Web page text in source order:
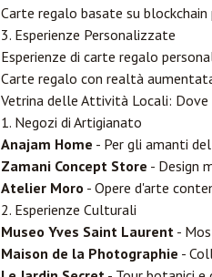
Carte regalo basate su
3. Esperienze Personalizzate
Esperienze di carte regalo
Carte regalo con realtà
Vetrina delle Attività Locali: Dove
1. Negozi di Artigianato
Anajam Home - Per gli amanti
Zamani Concept Store - Design
Atelier Moro - Opere d'arte
2. Esperienze Culturali
Museo Yves Saint Laurent -
Maison de la Photographie -